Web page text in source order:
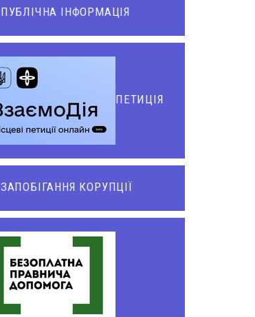
ПУБЛІЧНА ІНФОРМАЦІЯ
ПЕТИЦІЯ
ЗАПОБІГАННЯ КОРУПЦІЇ